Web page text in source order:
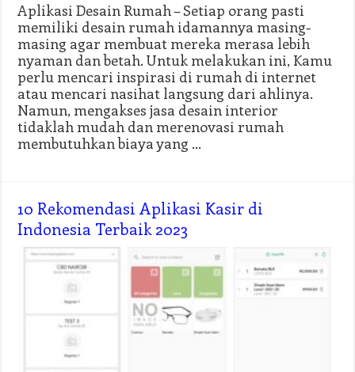
Aplikasi Desain Rumah – Setiap orang pasti
memiliki desain rumah idamannya masing-
masing agar membuat mereka merasa lebih
nyaman dan betah. Untuk melakukan ini, Kamu
perlu mencari inspirasi di rumah di internet
atau mencari nasihat langsung dari ahlinya.
Namun, mengakses jasa desain interior
tidaklah mudah dan merenovasi rumah
membutuhkan biaya yang …
10 Rekomendasi Aplikasi Kasir di
Indonesia Terbaik 2023